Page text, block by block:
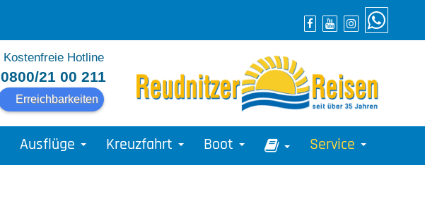
Kostenfreie Hotline
0800/21 00 211
Erreichbarkeiten
Ausflüge Kreuzfahrt Boot Service